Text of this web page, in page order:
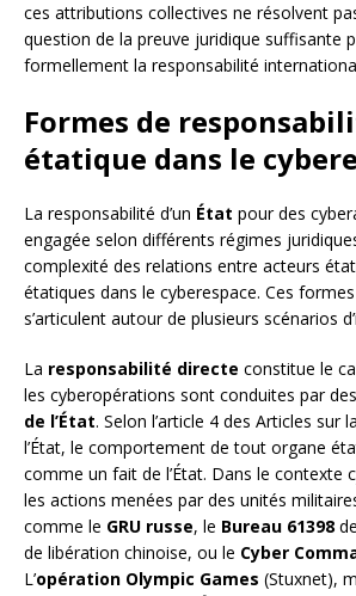
ces attributions collectives ne résolvent
question de la preuve juridique suffisante
formellement la responsabilité
Formes de
étatique dans le
La responsabilité d’un État pour des
engagée selon différents régimes
complexité des relations entre acteurs
étatiques dans le cyberespace. Ces
s’articulent autour de plusieurs scénarios
La responsabilité directe constitue le
les cyberopérations sont conduites par des
de l’État. Selon l’article 4 des Articles sur
l’État, le comportement de tout organe
comme un fait de l’État. Dans le contexte
les actions menées par des unités
comme le GRU russe, le Bureau 61398
de libération chinoise, ou le Cyber
L’opération Olympic Games (Stuxnet),